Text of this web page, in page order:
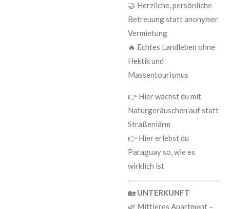
🤝 Herzliche, persönliche
Betreuung statt anonymer
Vermietung
🔥 Echtes Landleben ohne
Hektik und
Massentourismus
👉 Hier wachst du mit
Naturgeräuschen auf statt
Straßenlärm
👉 Hier erlebst du
Paraguay so, wie es
wirklich ist
🏡 UNTERKUNFT
🌿 Mittleres Apartment –